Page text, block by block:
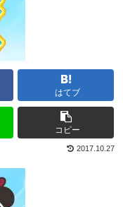
はてブ
コピー
2017.10.27